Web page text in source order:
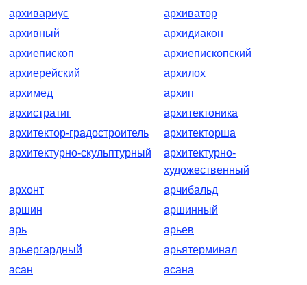
архивариус
архиватор
архивный
архидиакон
архиепископ
архиепископский
архиерейский
архилох
архимед
архип
архистратиг
архитектоника
архитектор-градостроитель
архитекторша
архитектурно-скульптурный
архитектурно-
художественный
архонт
арчибальд
аршин
аршинный
арь
арьев
арьергардный
арьятерминал
асан
асана